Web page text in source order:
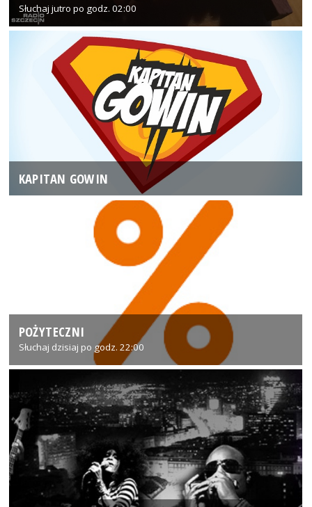
Słuchaj jutro po godz. 02:00
KAPITAN GOWIN
POŻYTECZNI
Słuchaj dzisiaj po godz. 22:00